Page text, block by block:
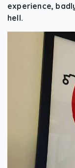
experience,
hell.